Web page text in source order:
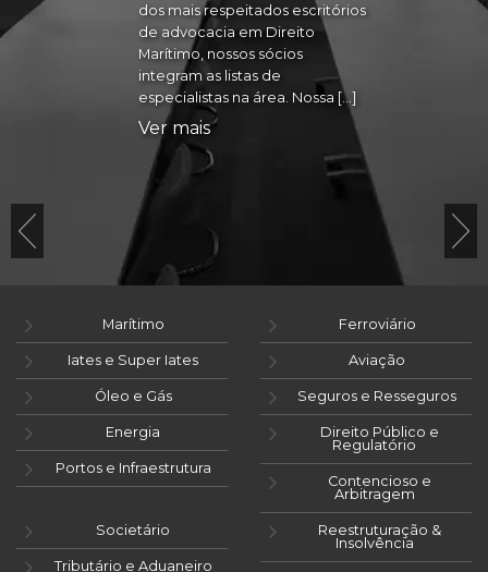
dos mais respeitados escritórios
de advocacia em Direito
Marítimo, nossos sócios
integram as listas de
especialistas na área. Nossa […]
Ver mais
Marítimo
Iates e Super Iates
Óleo e Gás
Energia
Portos e Infraestrutura
Ferroviário
Aviação
Seguros e Resseguros
Direito Público e
Regulatório
Contencioso e
Arbitragem
Societário
Tributário e Aduaneiro
Reestruturação &
Insolvência